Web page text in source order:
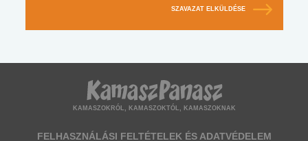
SZAVAZAT ELKÜLDÉSE
KAMASZOKRÓL, KAMASZOKTÓL, KAMASZOKNAK
FELHASZNÁLÁSI FELTÉTELEK ÉS ADATVÉDELEM